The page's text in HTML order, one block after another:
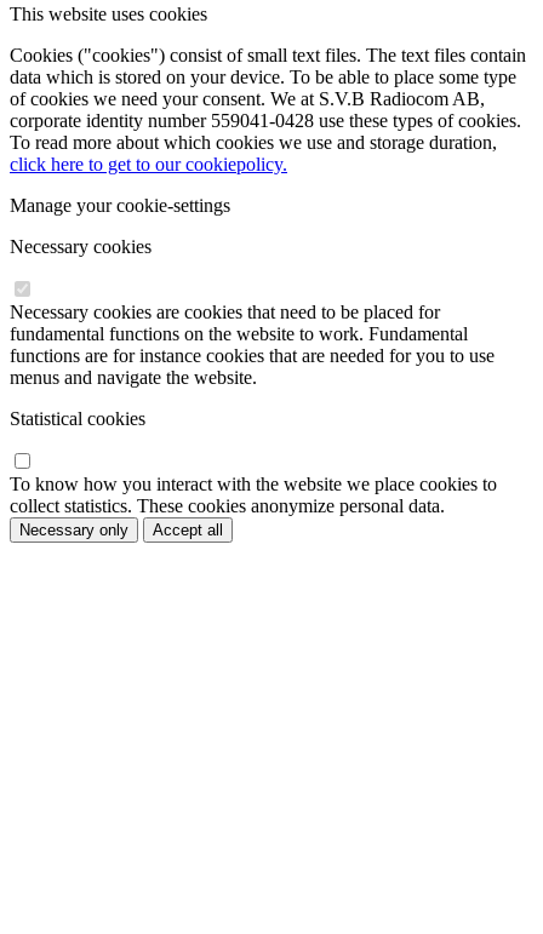
This website uses cookies
Cookies ("cookies") consist of small text files. The text files contain
data which is stored on your device. To be able to place some type
of cookies we need your consent. We at S.V.B Radiocom AB,
corporate identity number 559041-0428 use these types of cookies.
To read more about which cookies we use and storage duration,
click here to get to our cookiepolicy.
Manage your cookie-settings
Necessary cookies
Necessary cookies are cookies that need to be placed for
fundamental functions on the website to work. Fundamental
functions are for instance cookies that are needed for you to use
menus and navigate the website.
Statistical cookies
To know how you interact with the website we place cookies to
collect statistics. These cookies anonymize personal data.
Necessary only Accept all